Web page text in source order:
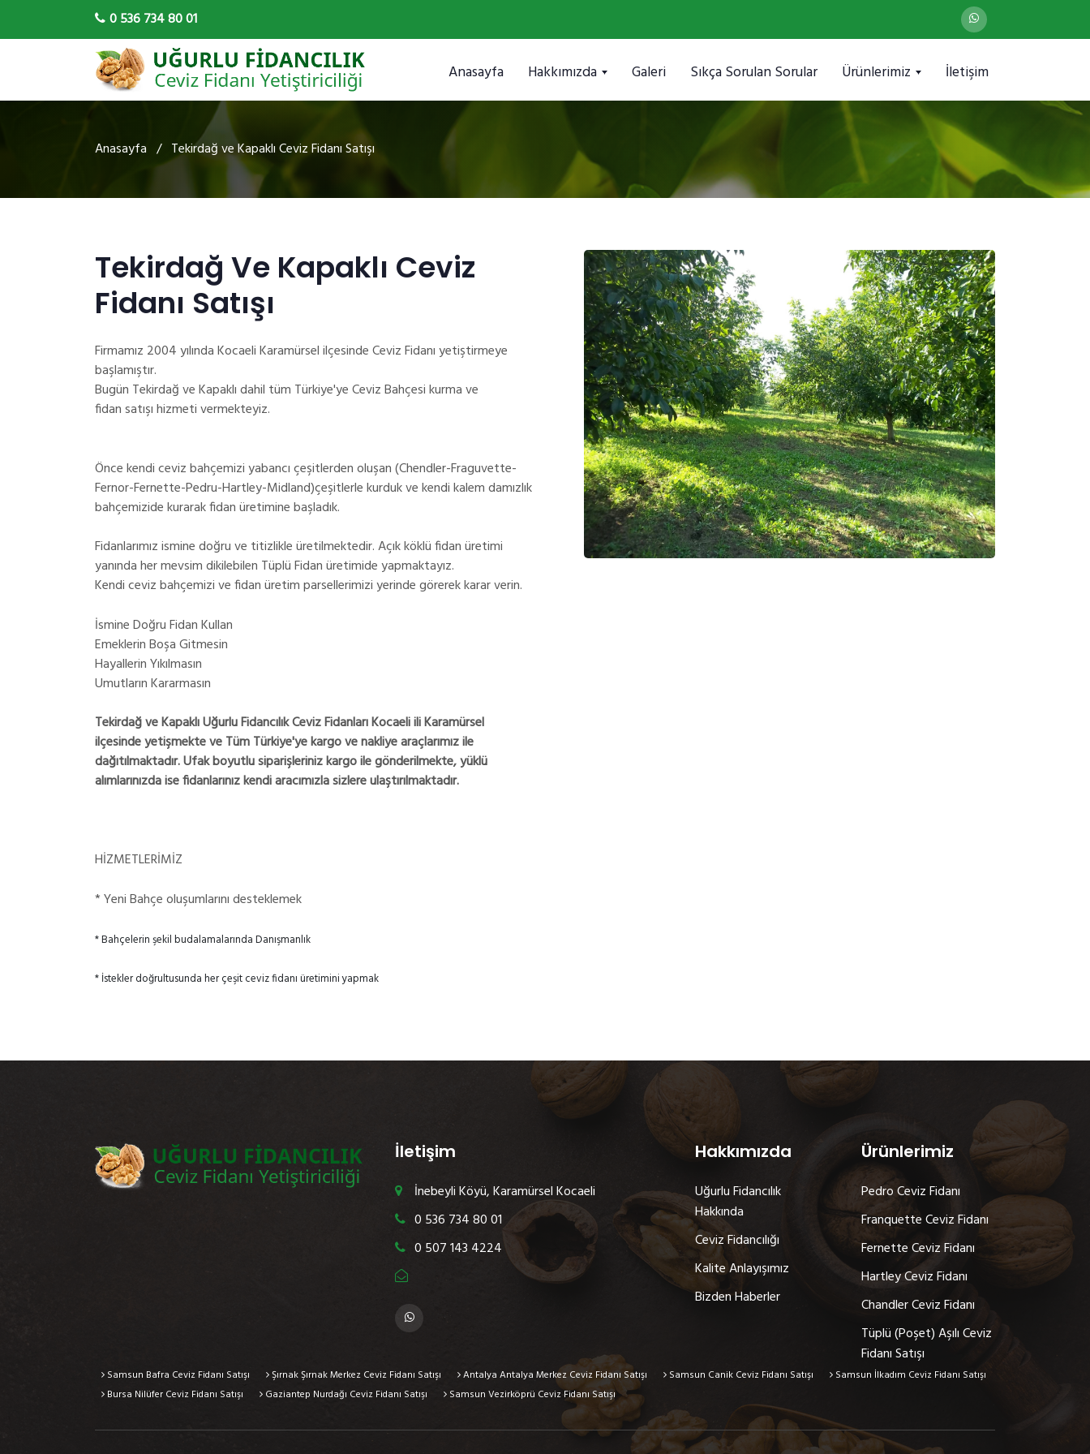
0 536 734 80 01
Anasayfa Hakkımızda Galeri Sıkça Sorulan Sorular Ürünlerimiz İletişim
Anasayfa / Tekirdağ ve Kapaklı Ceviz Fidanı Satışı
Tekirdağ Ve Kapaklı Ceviz
Fidanı Satışı
Firmamız 2004 yılında Kocaeli Karamürsel ilçesinde Ceviz Fidanı yetiştirmeye
başlamıştır.
Bugün Tekirdağ ve Kapaklı dahil tüm Türkiye'ye Ceviz Bahçesi kurma ve
fidan satışı hizmeti vermekteyiz.
Önce kendi ceviz bahçemizi yabancı çeşitlerden oluşan (Chendler-Fraguvette-
Fernor-Fernette-Pedru-Hartley-Midland)çeşitlerle kurduk ve kendi kalem damızlık
bahçemizide kurarak fidan üretimine başladık.
Fidanlarımız ismine doğru ve titizlikle üretilmektedir. Açık köklü fidan üretimi
yanında her mevsim dikilebilen Tüplü Fidan üretimide yapmaktayız.
Kendi ceviz bahçemizi ve fidan üretim parsellerimizi yerinde görerek karar verin.
İsmine Doğru Fidan Kullan
Emeklerin Boşa Gitmesin
Hayallerin Yıkılmasın
Umutların Kararmasın
Tekirdağ ve Kapaklı Uğurlu Fidancılık Ceviz Fidanları Kocaeli ili Karamürsel
ilçesinde yetişmekte ve Tüm Türkiye'ye kargo ve nakliye araçlarımız ile
dağıtılmaktadır. Ufak boyutlu siparişleriniz kargo ile gönderilmekte, yüklü
alımlarınızda ise fidanlarınız kendi aracımızla sizlere ulaştırılmaktadır.
HİZMETLERİMİZ
* Yeni Bahçe oluşumlarını desteklemek
* Bahçelerin şekil budalamalarında Danışmanlık
* İstekler doğrultusunda her çeşit ceviz fidanı üretimini yapmak
İletişim
İnebeyli Köyü, Karamürsel Kocaeli
0 536 734 80 01
0 507 143 4224
Hakkımızda
Uğurlu Fidancılık
Hakkında
Ceviz Fidancılığı
Kalite Anlayışımız
Bizden Haberler
Ürünlerimiz
Pedro Ceviz Fidanı
Franquette Ceviz Fidanı
Fernette Ceviz Fidanı
Hartley Ceviz Fidanı
Chandler Ceviz Fidanı
Tüplü (Poşet) Aşılı Ceviz
Fidanı Satışı
Samsun Bafra Ceviz Fidanı Satışı Şırnak Şırnak Merkez Ceviz Fidanı Satışı Antalya Antalya Merkez Ceviz Fidanı Satışı Samsun Canik Ceviz Fidanı Satışı
Samsun İlkadım Ceviz Fidanı Satışı
Bursa Nilüfer Ceviz Fidanı Satışı
Gaziantep Nurdağı Ceviz Fidanı Satışı Samsun Vezirköprü Ceviz Fidanı Satışı